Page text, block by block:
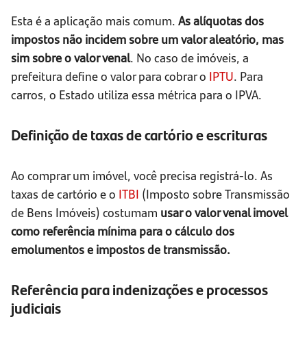
Esta é a aplicação mais comum. As alíquotas dos
impostos não incidem sobre um valor aleatório, mas
sim sobre o valor venal. No caso de imóveis, a
prefeitura define o valor para cobrar o IPTU. Para
carros, o Estado utiliza essa métrica para o IPVA.
Definição de taxas de cartório e escrituras
Ao comprar um imóvel, você precisa registrá-lo. As
taxas de cartório e o ITBI (Imposto sobre Transmissão
de Bens Imóveis) costumam usar o valor venal imovel
como referência mínima para o cálculo dos
emolumentos e impostos de transmissão.
Referência para indenizações e processos
judiciais